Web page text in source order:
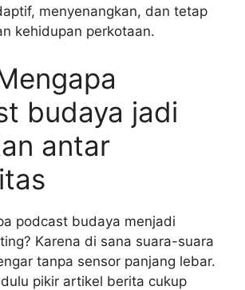
menyenangkan, dan tetap
kehidupan perkotaan.
budaya jadi
antar
podcast budaya menjadi
Karena di sana suara-suara
tanpa sensor panjang lebar.
pikir artikel berita cukup